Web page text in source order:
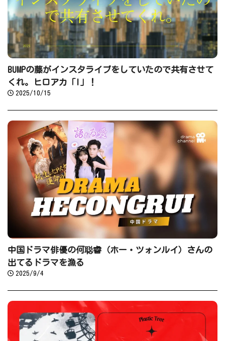
BUMPの藤がインスタライブをしていたので共有させて
くれ。ヒロアカ「I」！
2025/10/15
中国ドラマ俳優の何聪睿（ホー・ツォンルイ）さんの
出てるドラマを漁る
2025/9/4